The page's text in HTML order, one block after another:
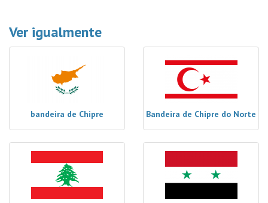
Ver igualmente
bandeira de Chipre Bandeira de Chipre do Norte